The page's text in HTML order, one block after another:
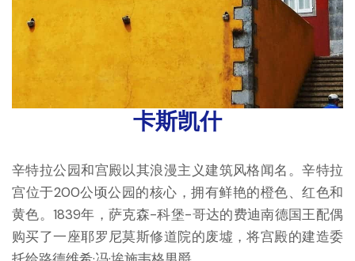
卡斯凯什
辛特拉公园和宫殿以其浪漫主义建筑风格闻名。辛特拉
宫位于200公顷公园的核心，拥有鲜艳的橙色、红色和
黄色。1839年，萨克森-科堡-哥达的费迪南德国王配偶
购买了一座耶罗尼莫斯修道院的废墟，将宫殿的建造委